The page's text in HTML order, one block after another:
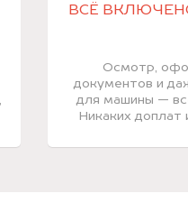
ВСЁ
Осмотр,
документов и
для машины —
Никаких доплат